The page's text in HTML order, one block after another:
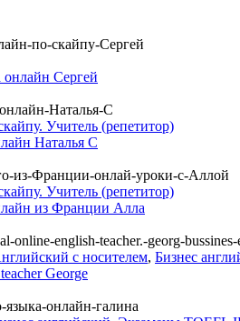
онлайн Сергей
Учитель (репетитор)
Наталья С
Учитель (репетитор)
из Франции Алла
с носителем, Бизнес
George